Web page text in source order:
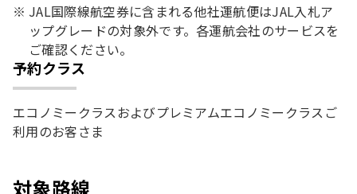
JAL国際線航空券に含まれる他社運航便はJAL入札ア
ップグレードの対象外です。各運航会社のサービスを
ご確認ください。
予約クラス
エコノミークラスおよびプレミアムエコノミークラスご
利用のお客さま
対象路線